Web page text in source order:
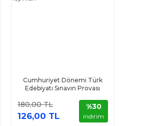
Cumhuriyet Dönemi Türk
Edebiyatı Sınavın Provası
Birey Yayınları
180,00 TL
126,00 TL
%30
indirim